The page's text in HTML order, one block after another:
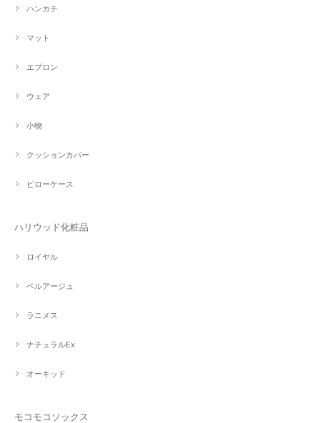
ハンカチ
マット
エプロン
ウェア
小物
クッションカバー
ピローケース
ハリウッド化粧品
ロイヤル
ベルアージュ
ラニメス
ナチュラルEx
オーキッド
モコモコソックス